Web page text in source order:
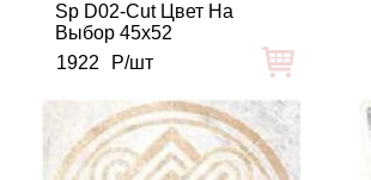
Sp D02-Cut Цвет На
Выбор 45x52
1922
Р/шт